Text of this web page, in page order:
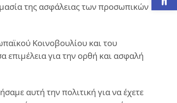
της ασφάλειας των προσωπικών
Κοινοβουλίου και του
επιμέλεια για την ορθή και ασφαλή
αυτή την πολιτική για να έχετε